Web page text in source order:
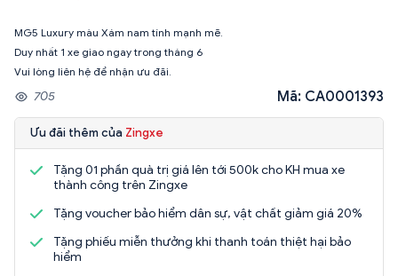
MG5 Luxury màu Xám nam tính mạnh mẽ.
Duy nhất 1 xe giao ngay trong tháng 6
Vui lòng liên hệ để nhận ưu đãi.
705 Mã: CA0001393
Ưu đãi thêm của Zingxe
Tặng 01 phần quà trị giá lên tới 500k cho KH mua xe
thành công trên Zingxe
Tặng voucher bảo hiểm dân sự, vật chất giảm giá 20%
Tặng phiếu miễn thưởng khi thanh toán thiệt hại bảo
hiểm